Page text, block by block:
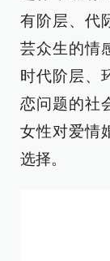
有阶层、代
芸众生的情
时代阶层、
恋问题的社
女性对爱情
选择。